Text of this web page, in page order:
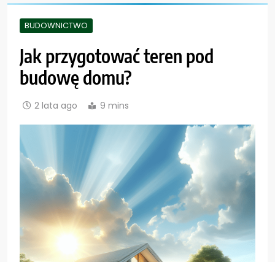
BUDOWNICTWO
Jak przygotować teren pod
budowę domu?
2 lata ago 9 mins